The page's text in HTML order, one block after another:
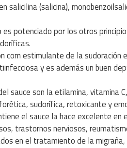
salicilina (salicina),
es potenciado por los otros
com estimulante de la
y es además un buen
sauce son la etilamina, vitamina
sudorífica, retoxicante y
el sauce la hace excelente
trastornos nerviosos,
en el tratamiento de la